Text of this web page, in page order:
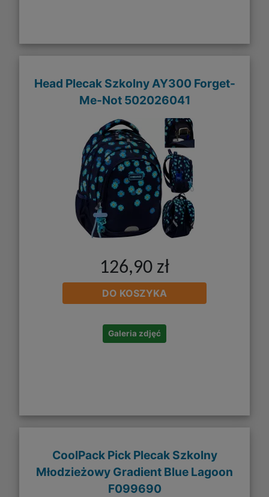
Head Plecak Szkolny AY300 Forget-
Me-Not 502026041
126,90 zł
DO KOSZYKA
Galeria zdjęć
CoolPack Pick Plecak Szkolny
Młodzieżowy Gradient Blue Lagoon
F099690